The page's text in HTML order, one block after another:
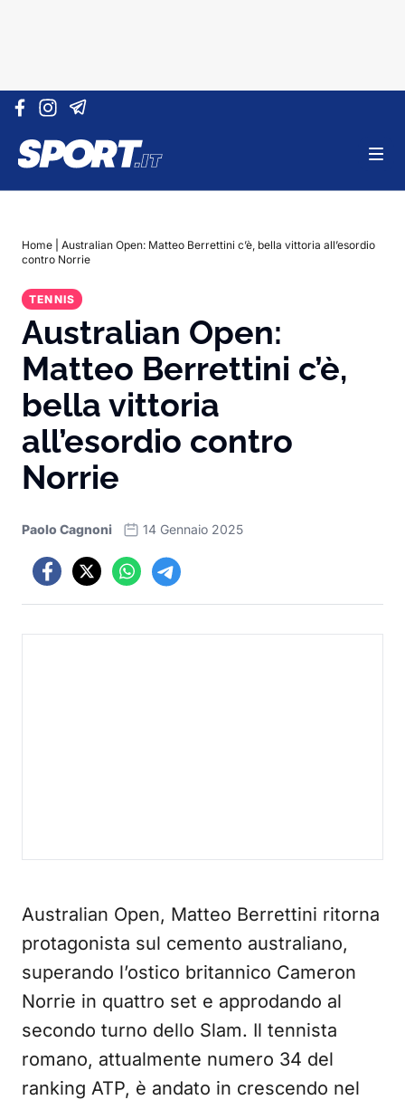
Vai al contenuto
Home
Australian Open: Matteo Berrettini c’è, bella vittoria all’esordio
contro Norrie
TENNIS
Australian Open:
Matteo Berrettini c’è,
bella vittoria
all’esordio contro
Norrie
Paolo Cagnoni 14 Gennaio 2025
Australian Open, Matteo Berrettini ritorna
protagonista sul cemento australiano,
superando l’ostico britannico Cameron
Norrie in quattro set e approdando al
secondo turno dello Slam. Il tennista
romano, attualmente numero 34 del
ranking ATP, è andato in crescendo nel